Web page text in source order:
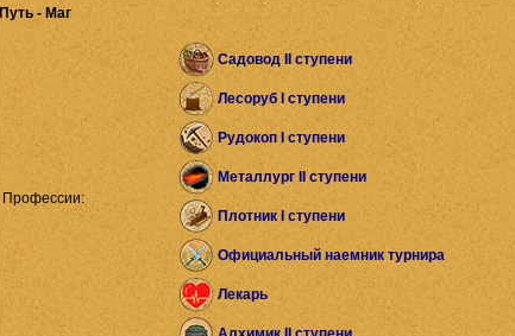
Путь - Маг
Профессии:
Садовод II ступени
Лесоруб I ступени
Рудокоп I ступени
Металлург II ступени
Плотник I ступени
Официальный наемник турнира
Лекарь